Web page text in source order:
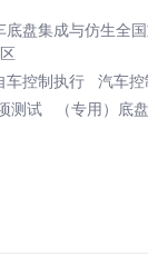
底盘集成与仿生全
车控制执行
汽车
测试
（专用）底